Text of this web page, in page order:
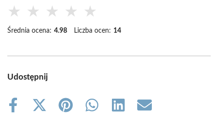
★ ★ ★ ★ ★
Średnia ocena: 4.98 Liczba ocen: 14
Udostępnij
Share
Share
Share
Share
Share
Share